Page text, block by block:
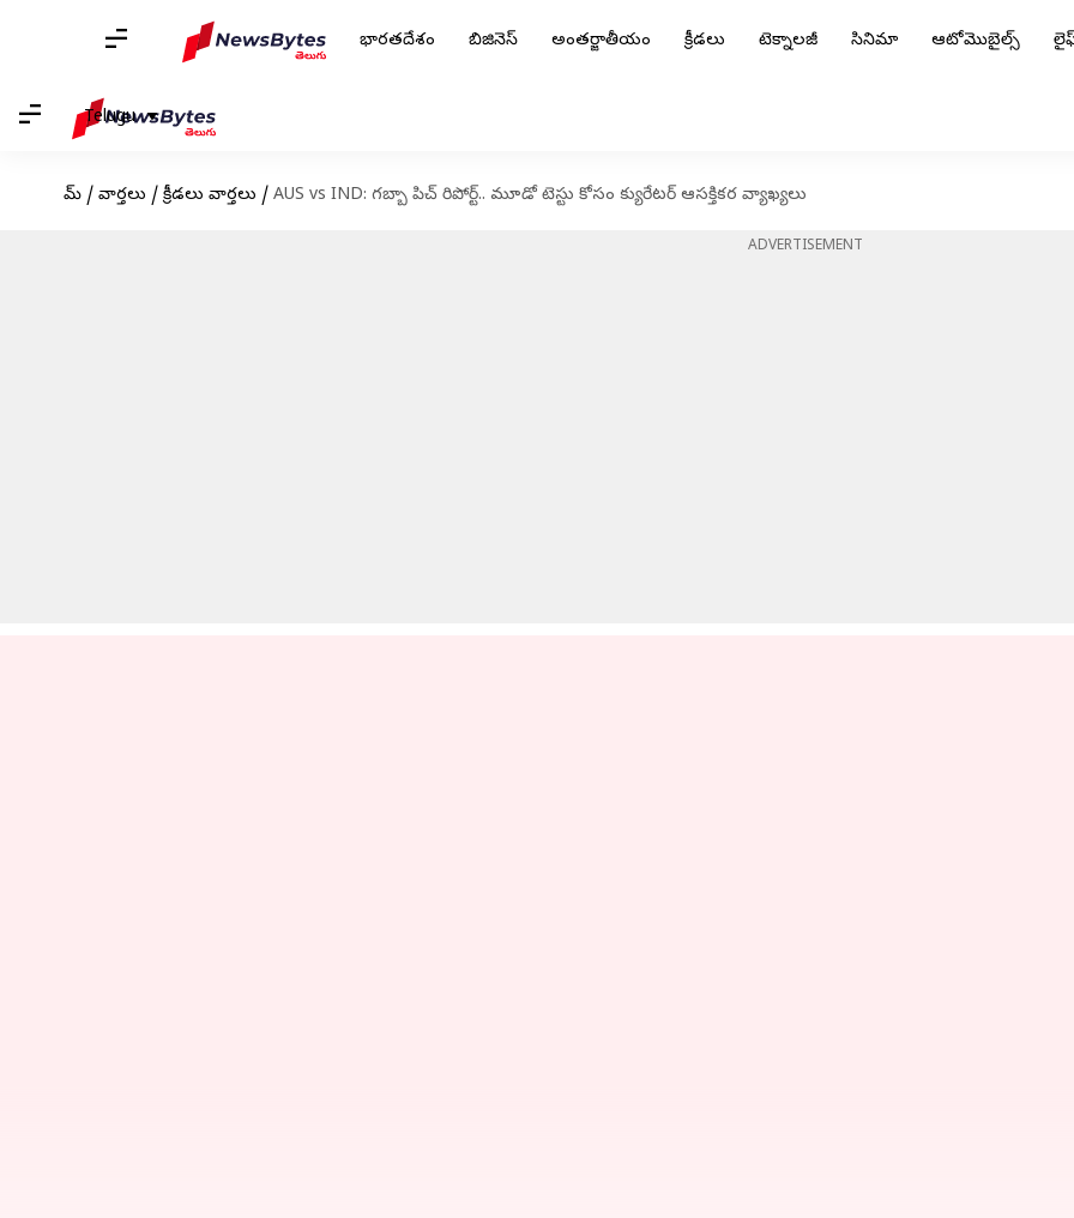
భారతదేశం బిజినెస్ అంతర్జాతీయం క్రీడలు టెక్నాలజీ సినిమా ఆటోమొబైల్స్
Telugu
హోమ్ / వార్తలు / క్రీడలు వార్తలు / AUS vs IND: గబ్బా పిచ్ రిపోర్ట్.. మూడో టెస్టు కోసం క్యురేటర్‌ ఆసక్తికర వ్యాఖ్యలు
ADVERTISEMENT